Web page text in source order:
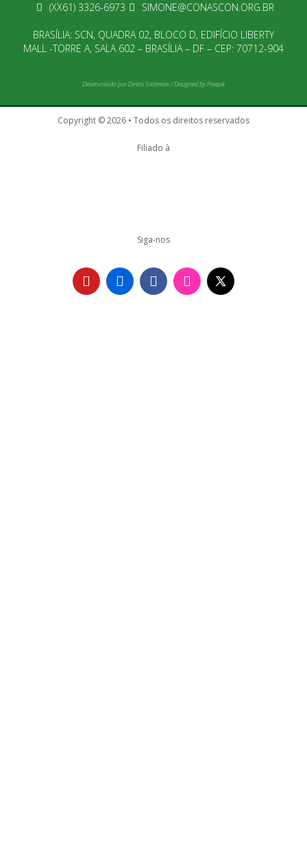
(XX61) 3326-6973 SIMONE@CONASCON.ORG.BR
BRASÍLIA: SCN, QUADRA 02, BLOCO D, EDIFÍCIO LIBERTY
MALL -TORRE A, SALA 602 – BRASÍLIA – DF – CEP: 70712-904
Desenvolvido porDireta Sistemas/Designed by Freepik
Copyright © 2026 • Todos os direitos reservados
Filiado à
Siga-nos